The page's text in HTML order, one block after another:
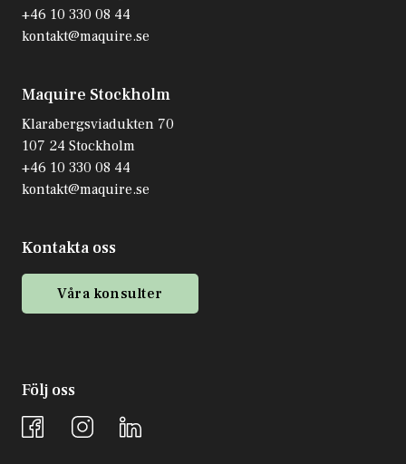
+46 10 330 08 44
kontakt@maquire.se
Maquire Stockholm
Klarabergsviadukten 70
107 24 Stockholm
+46 10 330 08 44
kontakt@maquire.se
Kontakta oss
Våra konsulter
Följ oss